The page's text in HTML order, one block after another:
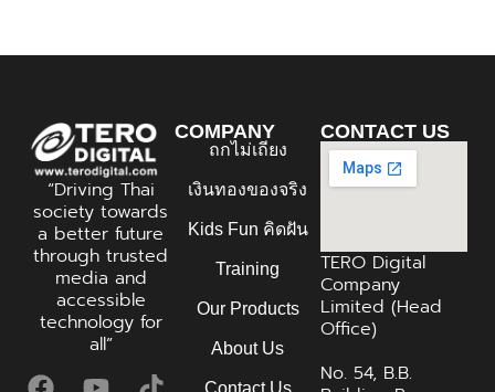
“Driving Thai
society towards
a better future
through trusted
media and
accessible
technology for
all”
COMPANY
ถกไม่เถียง
เงินทองของจริง
Kids Fun คิดฝัน
Training
Our Products
About Us
Contact Us
CONTACT US
TERO Digital
Company
Limited (Head
Office)
No. 54, B.B.